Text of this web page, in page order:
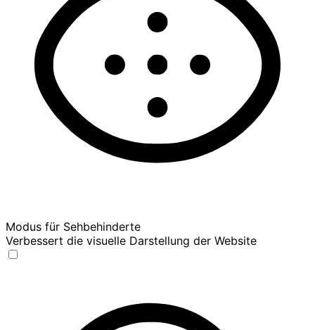
Modus für Sehbehinderte
Verbessert die visuelle Darstellung der Website